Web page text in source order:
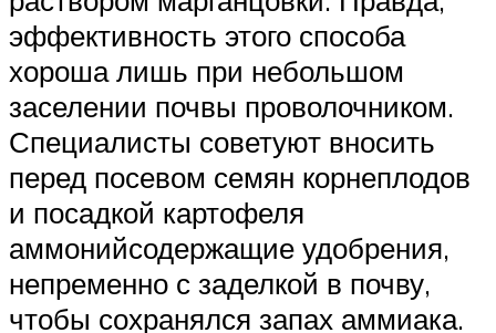
эффективность этого способа
хороша лишь при небольшом
заселении почвы проволочником.
Специалисты советуют вносить
перед посевом семян корнеплодов
и посадкой картофеля
аммонийсодержащие удобрения,
непременно с заделкой в почву,
чтобы сохранялся запах аммиака.